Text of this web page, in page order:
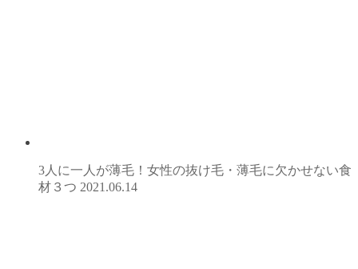
3人に一人が薄毛！女性の抜け毛・薄毛に欠かせない食
材３つ 2021.06.14